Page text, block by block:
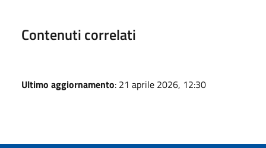
Contenuti correlati
Ultimo aggiornamento: 21 aprile 2026, 12:30